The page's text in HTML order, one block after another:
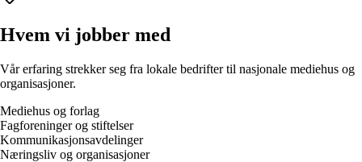
Hvem vi jobber med
Vår erfaring strekker seg fra lokale bedrifter til nasjonale mediehus og
organisasjoner.
Mediehus og forlag
Fagforeninger og stiftelser
Kommunikasjonsavdelinger
Næringsliv og organisasjoner